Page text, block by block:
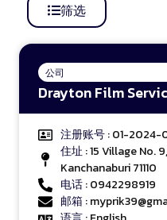
筛选
公司
Drayton Film
注册账号: 01-2024-
住址: 15 Village No.
Kanchanaburi 71110
电话: 0942298919
邮箱: